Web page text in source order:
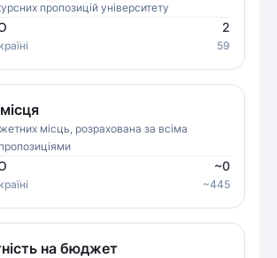
пропозицій університету
2
59
місць, розрахована за всіма
~0
~445
на бюджет